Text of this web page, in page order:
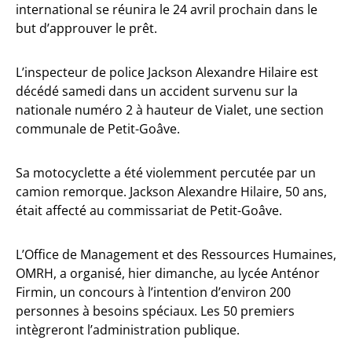
international se réunira le 24 avril prochain dans le
but d’approuver le prêt.
L’inspecteur de police Jackson Alexandre Hilaire est
décédé samedi dans un accident survenu sur la
nationale numéro 2 à hauteur de Vialet, une section
communale de Petit-Goâve.
Sa motocyclette a été violemment percutée par un
camion remorque. Jackson Alexandre Hilaire, 50 ans,
était affecté au commissariat de Petit-Goâve.
L’Office de Management et des Ressources Humaines,
OMRH, a organisé, hier dimanche, au lycée Anténor
Firmin, un concours à l’intention d’environ 200
personnes à besoins spéciaux. Les 50 premiers
intègreront l’administration publique.